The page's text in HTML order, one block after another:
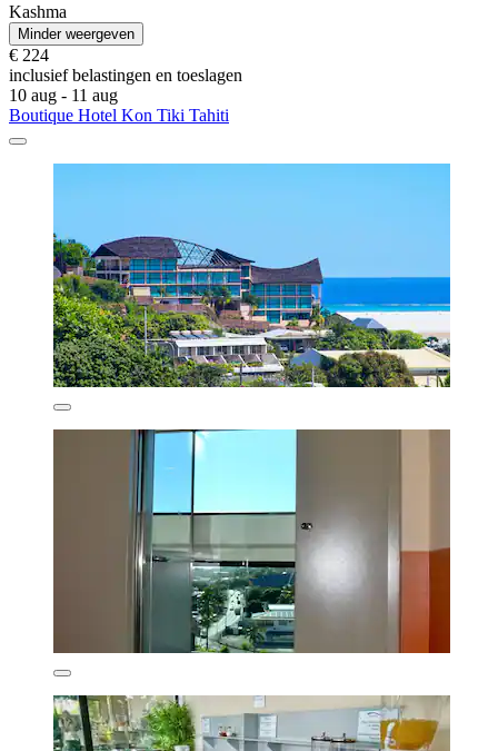
Kashma
Minder weergeven
€ 224
inclusief belastingen en toeslagen
10 aug - 11 aug
Boutique Hotel Kon Tiki Tahiti